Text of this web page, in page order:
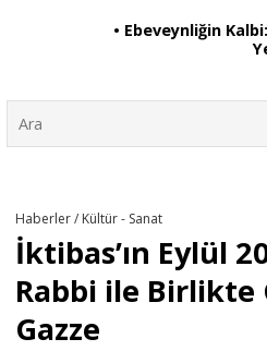
• Ebeveynliğin
Haberler / Kültür - Sanat
İktibas’ın Eylül
Rabbi ile Birlikte
Gazze